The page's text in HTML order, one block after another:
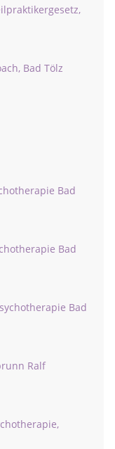
Bad Tölz
Bad
Bad
Bad
Ralf